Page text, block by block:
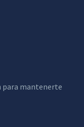
para mantenerte